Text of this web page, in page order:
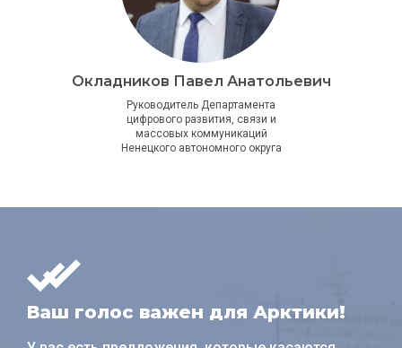
Окладников Павел Анатольевич
Руководитель Департамента
цифрового развития, связи и
массовых коммуникаций
Ненецкого автономного округа
Ваш голос важен для Арктики!